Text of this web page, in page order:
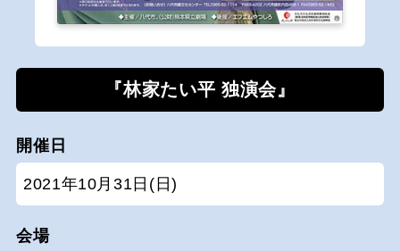
『林家たい平 独演会』
開催日
2021年10月31日(日)
会場